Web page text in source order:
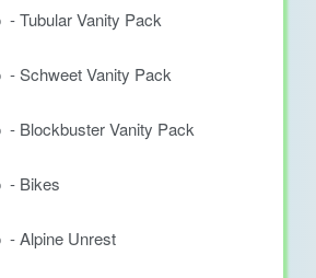
- Tubular Vanity Pack
- Schweet Vanity Pack
- Blockbuster Vanity Pack
- Bikes
- Alpine Unrest